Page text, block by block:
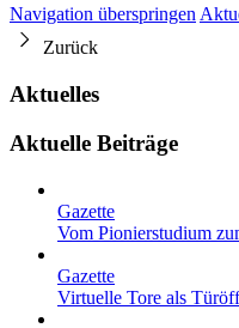
Navigation überspringen
Zurück
Aktuelles
Aktuelle Beiträge
Gazette
Vom Pionierstudium
Gazette
Virtuelle Tore als